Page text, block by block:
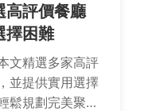
高評價餐廳
擇困難
文精選多家高評
並提供實用選擇
鬆規劃完美聚